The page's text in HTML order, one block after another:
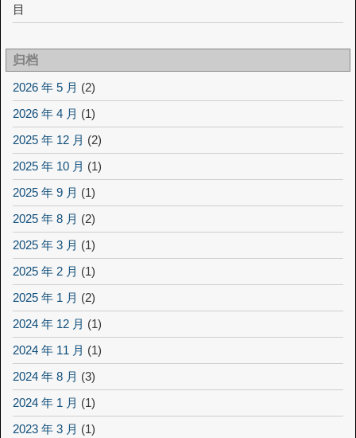
目
归档
2026 年 5 月 (2)
2026 年 4 月 (1)
2025 年 12 月 (2)
2025 年 10 月 (1)
2025 年 9 月 (1)
2025 年 8 月 (2)
2025 年 3 月 (1)
2025 年 2 月 (1)
2025 年 1 月 (2)
2024 年 12 月 (1)
2024 年 11 月 (1)
2024 年 8 月 (3)
2024 年 1 月 (1)
2023 年 3 月 (1)